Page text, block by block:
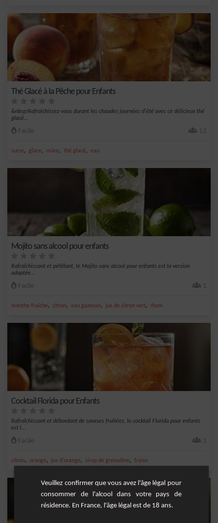
Thé Glacé à la Pêche pour Enfants
&nbsp;Rafraîchissez-vous durant les chaudes journées d'été avec ce délicieux thé
glacé...
Facile 12
sucre, glace, mûre, thé glacé, eau
Mojito sans alcool pour enfants
Rafraîchissant et pétillant, le Mojito sans alcool pour enfants est la version
adaptée...
Facile 1
menthe fraîche, citron, eau gazeuse, jus de citron vert, rhum
Cocktail Florida pour Enfants
Rafraîchissant et débordant de saveurs fruitées, le cocktail Florida pour enfants
est l...
Facile 1
citron, orange, jus d'orange, sirop de grenadine, fraise
Veuillez confirmer que vous avez l'âge légal pour
consommer de l'alcool dans votre pays de
résidence. En France, l'âge légal est de 18 ans.